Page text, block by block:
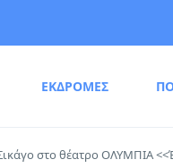
ΕΚΔΡΟΜΕΣ
στο θέατρο ΟΛΥΜΠΙΑ